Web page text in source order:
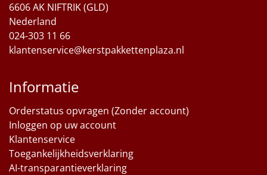
6606 AK NIFTRIK (GLD)
Nederland
024-303 11 66
klantenservice@kerstpakkettenplaza.nl
Informatie
Orderstatus opvragen (Zonder account)
Inloggen op uw account
Klantenservice
Toegankelijkheidsverklaring
AI-transparantieverklaring